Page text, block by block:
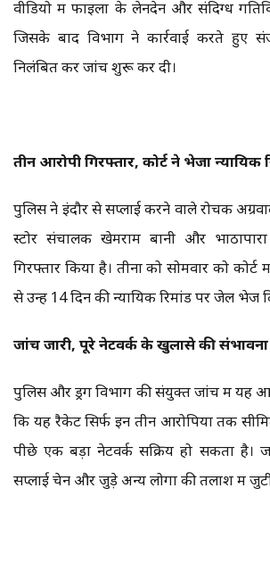
वीडियो में फाइलों के लेनदेन और संदिग्ध
जिसके बाद विभाग ने कार्रवाई करते हुए
निलंबित कर जांच शुरू कर दी।
तीन आरोपी गिरफ्तार, कोर्ट ने भेजा न्यायिक
पुलिस ने इंदौर से सप्लाई करने वाले रोचक
स्टोर संचालक खेमराम बानी और
गिरफ्तार किया है। तीनों को सोमवार को
से उन्हें 14 दिन की न्यायिक रिमांड पर जेल भेज
जांच जारी, पूरे नेटवर्क के खुलासे की
पुलिस और ड्रग विभाग की संयुक्त जांच में यह
कि यह रैकेट सिर्फ इन तीन आरोपियों तक
पीछे एक बड़ा नेटवर्क सक्रिय हो सकता है।
सप्लाई चेन और जुड़े अन्य लोगों की तलाश में